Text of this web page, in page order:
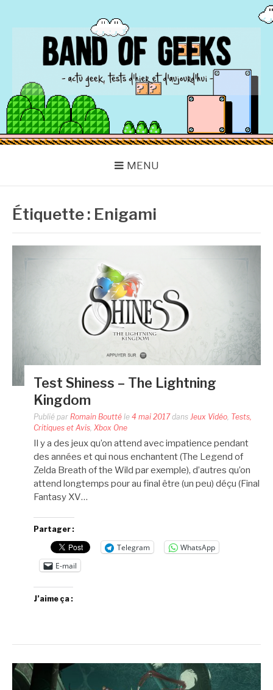
BAND OF GEEKS
Actu Geek d'hier et d'aujourd'hui
MENU
Étiquette : Enigami
Test Shiness – The Lightning
Kingdom
Publié par Romain Boutté le 4 mai 2017dans Jeux Vidéo Tests,
Critiques et Avis Xbox One
Il y a des jeux qu’on attend avec impatience pendant
des années et qui nous enchantent (The Legend of
Zelda Breath of the Wild par exemple), d’autres qu’on
attend longtemps pour au final être (un peu) déçu (Final
Fantasy XV…
Partager :
Telegram
WhatsApp
E-mail
J’aime ça :